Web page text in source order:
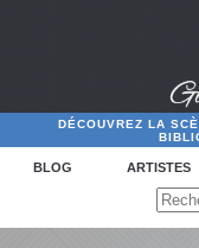
DÉCOUVREZ LA
BLOG ARTISTES